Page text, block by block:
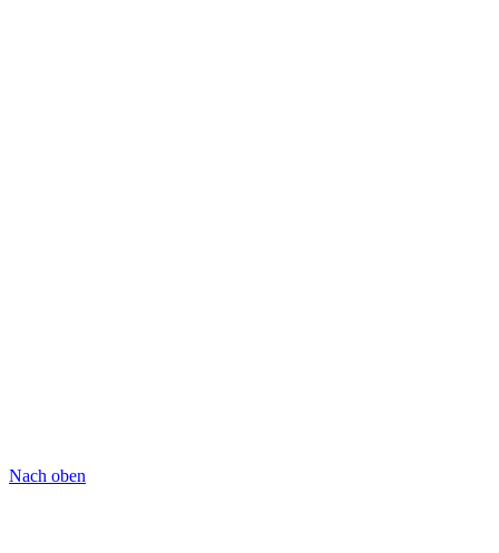
Nach oben